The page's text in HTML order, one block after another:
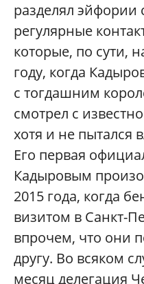
разделял эйфории
регулярные
которые, по сути,
году, когда
с тогдашним
смотрел с
хотя и не пытался
Его первая
Кадыровым
2015 года, когда
визитом в Санкт-
впрочем, что они
другу. Во всяком
месяц делегация